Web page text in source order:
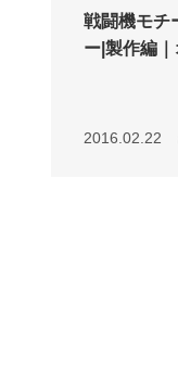
戦闘機モチ
ー|製作編
2016.02.22